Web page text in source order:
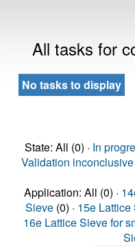
All tasks for
No tasks to display
State: All (0) · In
Validation inconclusive
Application: All (0) ·
Sieve (0) · 15e
16e Lattice Sieve for